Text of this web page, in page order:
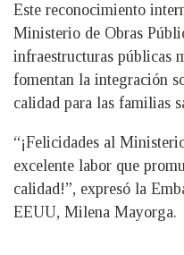
Este reconocimiento
Ministerio de Obras
infraestructuras públicas
fomentan la integración
calidad para las familias
“¡Felicidades al
excelente labor que
calidad!”, expresó la
EEUU, Milena Mayorga.